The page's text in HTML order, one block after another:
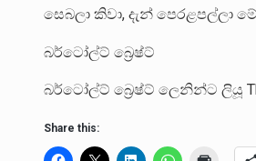
සෙබලා කිවා, දැන් පෙරළපල්ලා
බර්ටෝල්ට් බ්‍රෙෂ්ට්
බර්ටෝල්ට් බ්‍රෙෂ්ට් ලෙනින්ට ලියූ
Share this: